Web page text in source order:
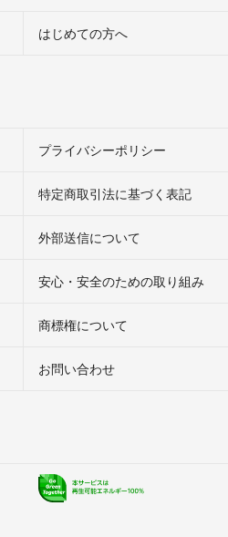
はじめての方へ
プライバシーポリシー
特定商取引法に基づく表記
外部送信について
安心・安全のための取り組み
商標権について
お問い合わせ